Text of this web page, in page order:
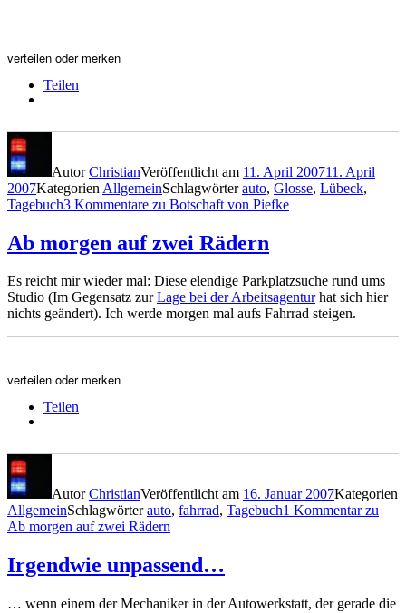
verteilen oder merken
Teilen
AutorChristianVeröffentlicht am 11. April 200711. April
2007Kategorien AllgemeinSchlagwörterauto, Glosse, Lübeck,
Tagebuch3 Kommentare zu Botschaft von Piefke
Ab morgen auf zwei Rädern
Es reicht mir wieder mal: Diese elendige Parkplatzsuche rund ums
Studio (Im Gegensatz zurLage bei der Arbeitsagenturhat sich hier
nichts geändert). Ich werde morgen mal aufs Fahrrad steigen.
verteilen oder merken
Teilen
AutorChristianVeröffentlicht am 16. Januar 2007Kategorien
AllgemeinSchlagwörterauto, fahrrad, Tagebuch1 Kommentarzu
Ab morgen auf zwei Rädern
Irgendwie unpassend…
… wenn einem der Mechaniker in der Autowerkstatt, der gerade die